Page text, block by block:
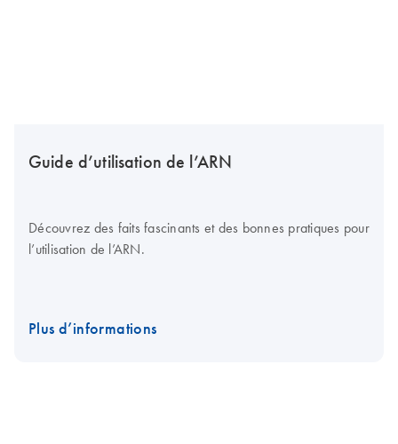
Guide d’utilisation de l’ARN
Découvrez des faits fascinants et des bonnes pratiques pour
l’utilisation de l’ARN.
Plus d’informations